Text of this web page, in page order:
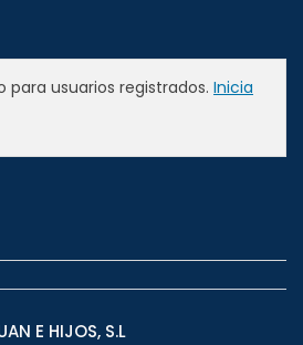
para usuarios registrados. Inicia
E HIJOS, S.L